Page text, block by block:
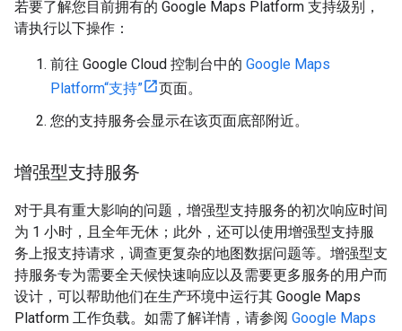
若要了解您目前拥有的 Google Maps Platform 支持级别，
请执行以下操作：
前往 Google Cloud 控制台中的 Google Maps
Platform“支持”
页面。
您的支持服务会显示在该页面底部附近。
增强型支持服务
对于具有重大影响的问题，增强型支持服务的初次响应时间
为 1 小时，且全年无休；此外，还可以使用增强型支持服
务上报支持请求，调查更复杂的地图数据问题等。增强型支
持服务专为需要全天候快速响应以及需要更多服务的用户而
设计，可以帮助他们在生产环境中运行其 Google Maps
Platform 工作负载。如需了解详情，请参阅 Google Maps